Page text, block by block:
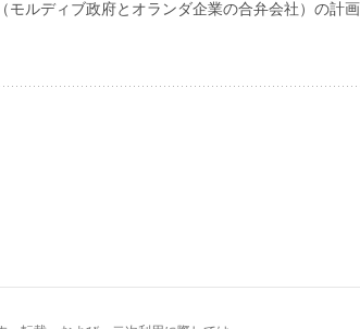
モルディブ政府とオランダ企業の合弁会社）の計画